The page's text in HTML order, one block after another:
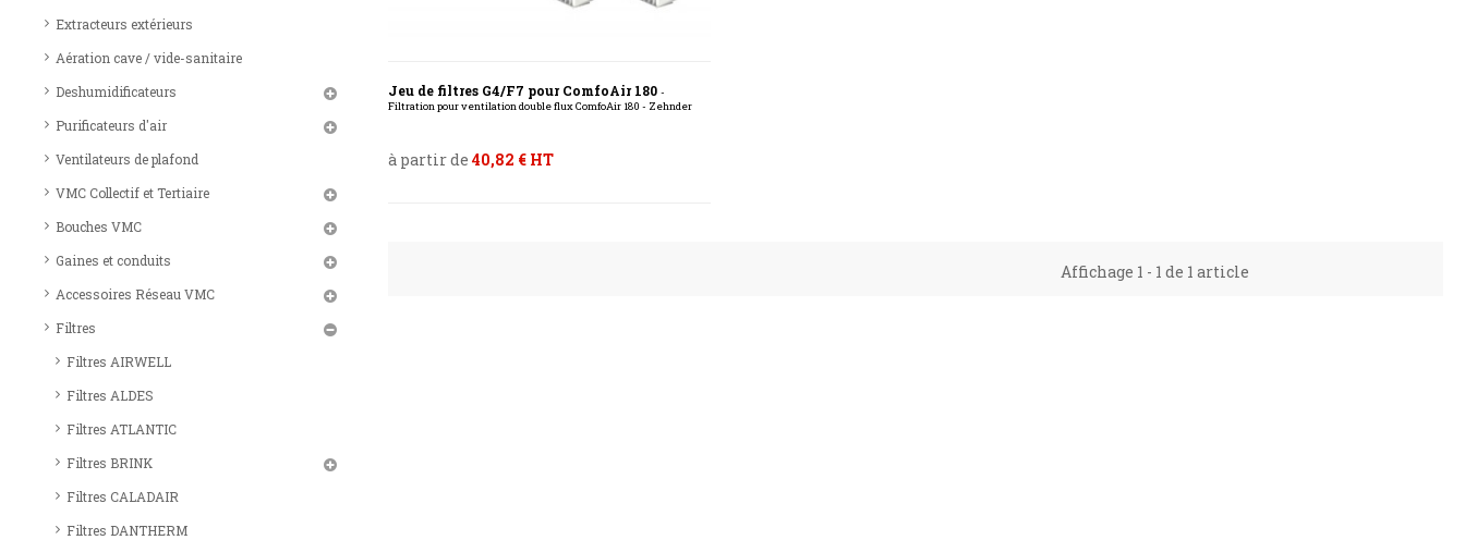
Extracteurs extérieurs
Aération cave / vide-sanitaire
Deshumidificateurs
Purificateurs d'air
Ventilateurs de plafond
VMC Collectif et Tertiaire
Bouches VMC
Gaines et conduits
Accessoires Réseau VMC
Filtres
Filtres AIRWELL
Filtres ALDES
Filtres ATLANTIC
Filtres BRINK
Filtres CALADAIR
Filtres DANTHERM
Jeu de filtres G4/F7 pour ComfoAir 180 -
Filtration pour ventilation double flux ComfoAir 180 - Zehnder
à partir de 40,82 € HT
Affichage 1 - 1 de 1 article